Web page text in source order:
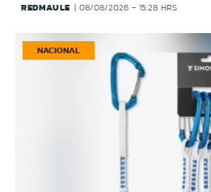
REDMAULE 08/08/2026 - 15:28 HRS
NACIONAL